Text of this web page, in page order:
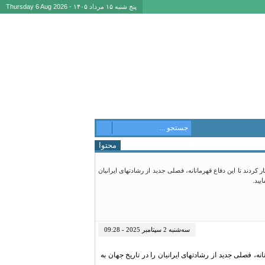
پنج شنبه ۱۵ مرداد ۱۴۰۵ - Thursday 6 Aug 2026
محتوا
قهرمان، خون خود را نثار کردند تا این دفاع قهرمانانه، فصلی جدید از رشادتهای ایرانیان
سه‌شنبه 2 سپتامبر 2025 - 09:28
تا این دفاع قهرمانانه، فصلی جدید از رشادتهای ایرانیان را در تاریخ جهان به